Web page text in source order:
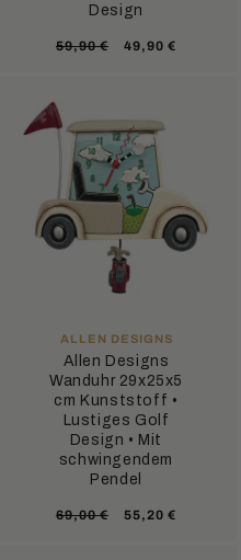
Design
Normaler
59,90 € 49,90 €
ANBIETER:
ALLEN DESIGNS
Allen Designs
Wanduhr 29x25x5
cm Kunststoff •
Lustiges Golf
Design • Mit
schwingendem
Pendel
Normaler
69,00 € 55,20 €